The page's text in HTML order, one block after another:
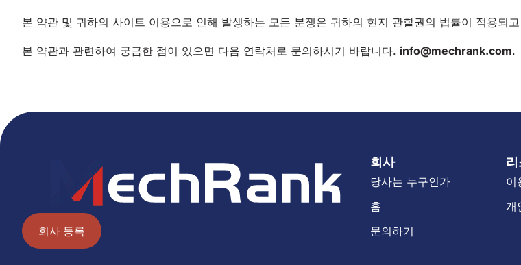
본 약관 및 귀하의 사이트 이용으로 인해 발생하는 모든 분쟁은 귀하의 현지 관할권의 법률이 적용되
본 약관과 관련하여 궁금한 점이 있으면 다음 연락처로 문의하시기 바랍니다. info@mechrank.com.
회사 등록
회사
당사는 누구인가
홈
문의하기
이
개